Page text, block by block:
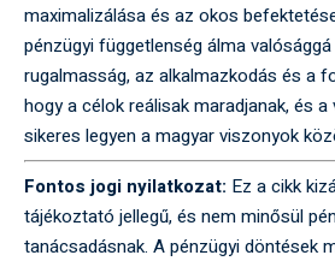
maximalizálása és az okos
pénzügyi függetlenség álma
rugalmasság, az alkalmazkodás és a
hogy a célok reálisak maradjanak, és
sikeres legyen a magyar viszonyok
Fontos jogi nyilatkozat: Ez a cikk
tájékoztató jellegű, és nem minősül
tanácsadásnak. A pénzügyi döntések